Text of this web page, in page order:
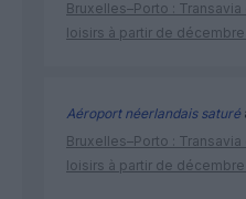
Bruxelles–Porto :
loisirs à partir de
Aéroport néerlandais saturé
Bruxelles–Porto :
loisirs à partir de